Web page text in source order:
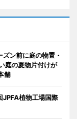
ズン前に庭の物置・
庭の夏物片付けが
舗
JPFA植物工場国際